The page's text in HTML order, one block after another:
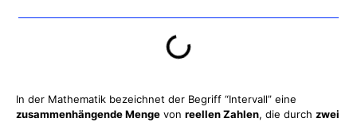
In der Mathematik bezeichnet der Begriff “Intervall” eine
zusammenhängende Menge von reellen Zahlen, die durch zwei